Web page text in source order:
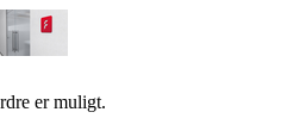
er muligt.